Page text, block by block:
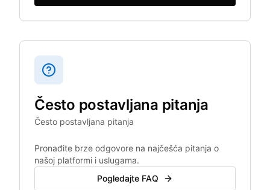
Često postavljana pitanja
Često postavljana pitanja
Pronađite brze odgovore na najčešća pitanja o
našoj platformi i uslugama.
Pogledajte FAQ